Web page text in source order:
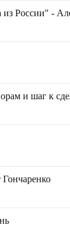
из России" -
и шаг к